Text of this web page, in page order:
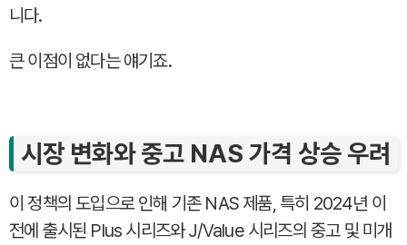
니다.
큰 이점이 없다는 얘기죠.
시장 변화와 중고 NAS 가격 상승 우려
이 정책의 도입으로 인해 기존 NAS 제품, 특히 2024년 이
전에 출시된 Plus 시리즈와 J/Value 시리즈의 중고 및 미개